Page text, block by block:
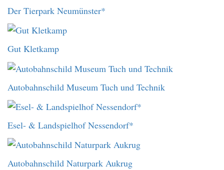
Der Tierpark Neumünster*
Gut Kletkamp
Autobahnschild Museum Tuch und Technik
Esel- & Landspielhof Nessendorf*
Autobahnschild Naturpark Aukrug